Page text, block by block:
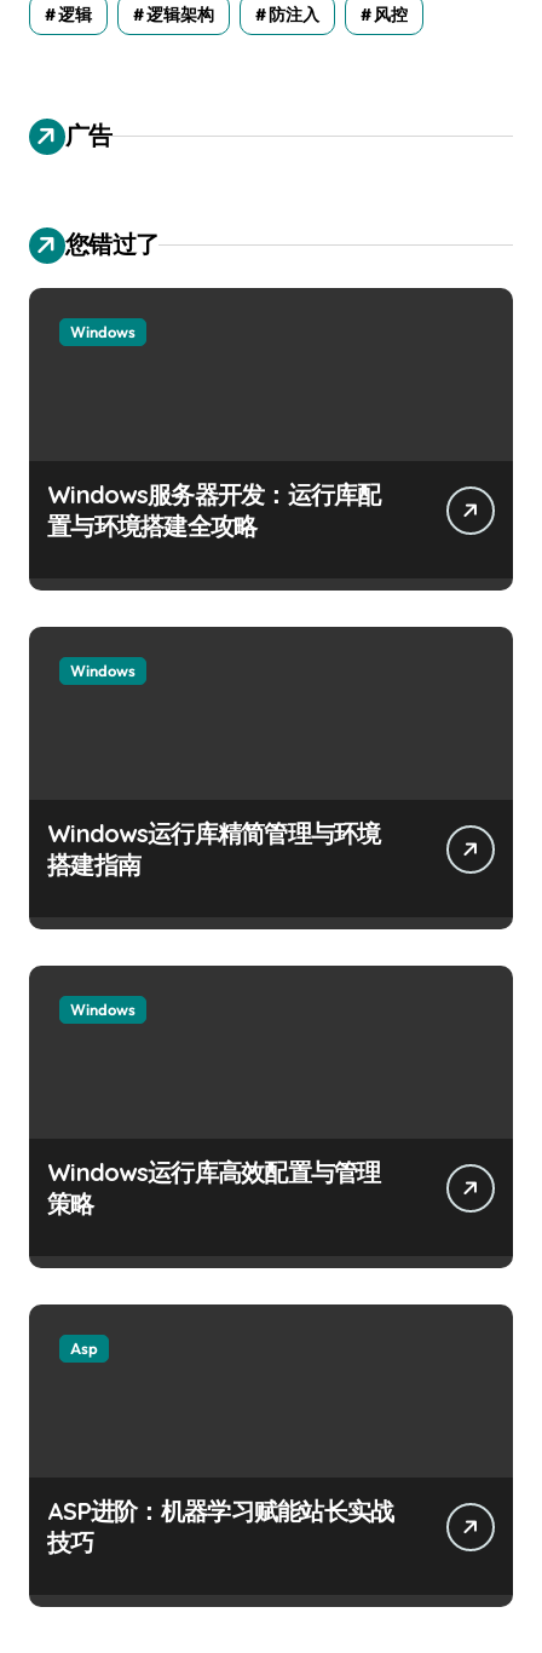
逻辑 逻辑架构 防注入 风控
广告
您错过了
Windows
Windows服务器开发：运行库配
置与环境搭建全攻略
Windows
Windows运行库精简管理与环境
搭建指南
Windows
Windows运行库高效配置与管理
策略
Asp
ASP进阶：机器学习赋能站长实战
技巧